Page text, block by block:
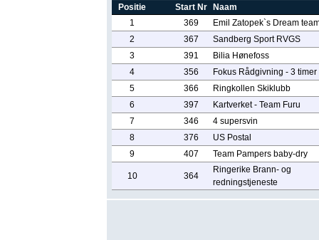
Positie Start Nr
Naam
1
369
Emil Zatopek`s Dream
2
367
Sandberg Sport RVGS
3
391
Bilia Hønefoss
4
356
Fokus Rådgivning - 3 timer
5
366
Ringkollen Skiklubb
6
397
Kartverket - Team Furu
7
346
4 supersvin
8
376
US Postal
9
407 Team Pampers baby-dry
10 364
Ringerike Brann- og
redningstjeneste